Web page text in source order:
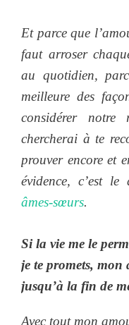
Et parce que
faut arroser
au quotidien,
meilleure des
considérer notre
chercherai à te
prouver encore et
évidence, c’est
âmes-sœurs.
Si la vie me le
je te promets, mon
jusqu’à la fin de
Avec tout mon